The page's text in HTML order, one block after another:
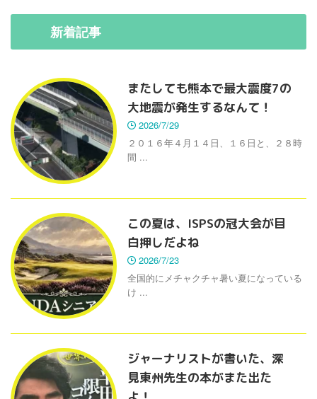
新着記事
またしても熊本で最大震度7の
大地震が発生するなんて！
2026/7/29
２０１６年４月１４日、１６日と、２８時
間 ...
この夏は、ISPSの冠大会が目
白押しだよね
2026/7/23
全国的にメチャクチャ暑い夏になっている
け ...
ジャーナリストが書いた、深
見東州先生の本がまた出た